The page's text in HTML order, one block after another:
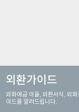
기
외환가이드
외화예금 이율, 외환서식, 외
이드를 알려드립니다.